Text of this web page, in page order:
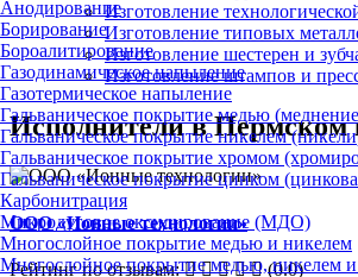
Анодирование
Борирование
Бороалитирование
Газодинамическое напыление
Газотермическое напыление
Гальваническое покрытие медью
Гальваническое покрытие никелем
Гальваническое покрытие хромом
Гальваническое покрытие цинком
Карбонитрация
Микродуговое оксидирование (МДО)
Многослойное покрытие медью и никелем
Многослойное покрытие медью, никелем
Изготовление
Изготовление типовых
Изготовление шестерен и
Изготовление штампов и
Исполнители в Пермском
ООО «Ионные технологии»
Рейтинг по отзывам:
(0.0)